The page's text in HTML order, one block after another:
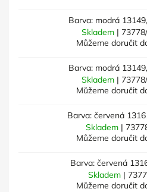
Barva: modrá
Skladem |
Můžeme doručit
Barva: modrá
Skladem |
Můžeme doručit
Barva: červená
Skladem |
Můžeme doručit
Barva: červená
Skladem |
Můžeme doručit